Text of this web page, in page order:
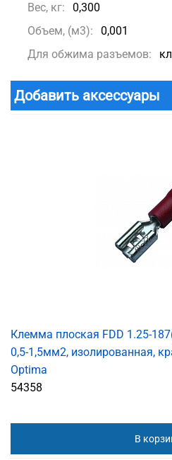
Вес, кг:
0,300
Объем, (м3):
0,001
Для обжима разъемов:
Добавить аксессуары
Клемма плоская FDD 1.25-
0,5-1,5мм2, изолированная,
Optima
54358
В